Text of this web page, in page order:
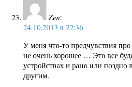
Zen:
24.10.2013 в 22:36
У меня что-то предчувствия
не очень хорошее … Это все
устройствах и рано или поздно
другим.